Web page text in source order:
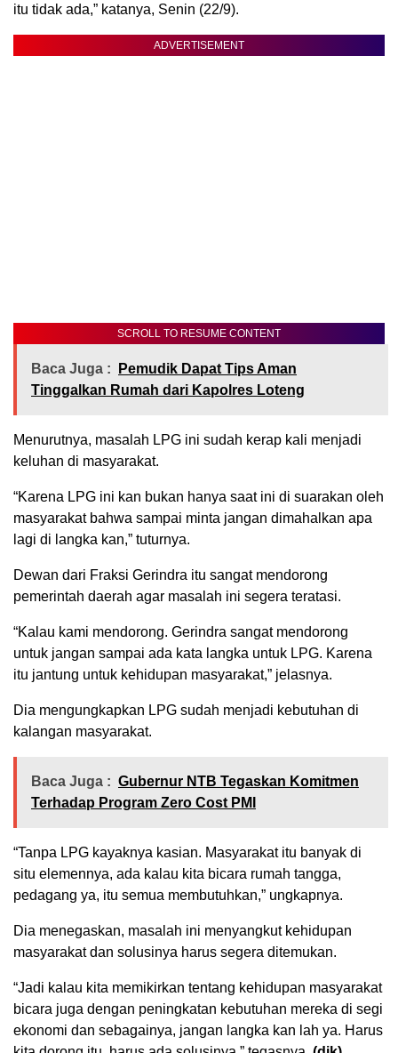
itu tidak ada,” katanya, Senin (22/9).
ADVERTISEMENT
SCROLL TO RESUME CONTENT
Baca Juga :
Pemudik Dapat Tips Aman
Tinggalkan Rumah dari Kapolres Loteng
Menurutnya, masalah LPG ini sudah kerap kali menjadi
keluhan di masyarakat.
“Karena LPG ini kan bukan hanya saat ini di suarakan oleh
masyarakat bahwa sampai minta jangan dimahalkan apa
lagi di langka kan,” tuturnya.
Dewan dari Fraksi Gerindra itu sangat mendorong
pemerintah daerah agar masalah ini segera teratasi.
“Kalau kami mendorong. Gerindra sangat mendorong
untuk jangan sampai ada kata langka untuk LPG. Karena
itu jantung untuk kehidupan masyarakat,” jelasnya.
Dia mengungkapkan LPG sudah menjadi kebutuhan di
kalangan masyarakat.
Baca Juga : Gubernur NTB Tegaskan Komitmen
Terhadap Program Zero Cost PMI
“Tanpa LPG kayaknya kasian. Masyarakat itu banyak di
situ elemennya, ada kalau kita bicara rumah tangga,
pedagang ya, itu semua membutuhkan,” ungkapnya.
Dia menegaskan, masalah ini menyangkut kehidupan
masyarakat dan solusinya harus segera ditemukan.
“Jadi kalau kita memikirkan tentang kehidupan masyarakat
bicara juga dengan peningkatan kebutuhan mereka di segi
ekonomi dan sebagainya, jangan langka kan lah ya. Harus